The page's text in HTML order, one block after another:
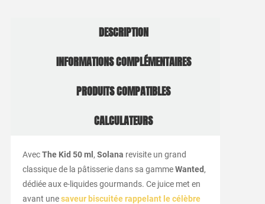
DESCRIPTION
INFORMATIONS COMPLÉMENTAIRES
PRODUITS COMPATIBLES
CALCULATEURS
AvecThe Kid 50 ml, Solana revisite un grand
classique de la pâtisserie dans sa gammeWanted,
dédiée aux e-liquides gourmands. Ce juice met en
avant unesaveur biscuitée rappelant le célèbre